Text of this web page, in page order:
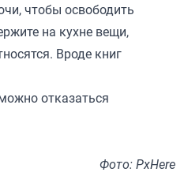
чтобы освободить
на кухне вещи,
Вроде книг
отказаться
Фото: PxHere